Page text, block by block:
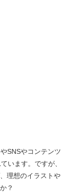
SNSやコンテンツ
います。ですが、
理想のイラストや
？